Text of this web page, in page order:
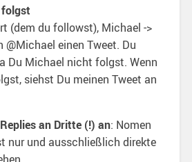
folgst
(dem du followst), Michael ->
@Michael einen Tweet. Du
Du Michael nicht folgst. Wenn
siehst Du meinen Tweet an
an Dritte (!) an: Nomen
nur und ausschließlich direkte